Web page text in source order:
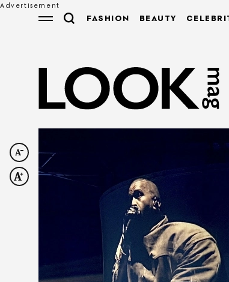
FASHION BEAUTY